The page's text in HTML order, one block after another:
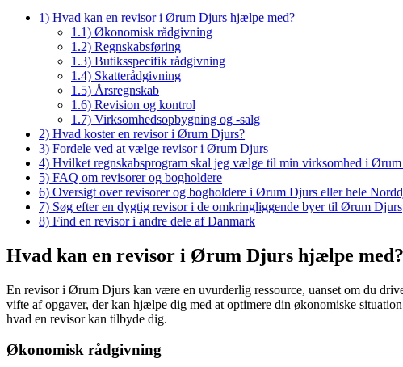
1) Hvad kan en revisor i Ørum Djurs hjælpe med?
1.1) Økonomisk rådgivning
1.2) Regnskabsføring
1.3) Butiksspecifik rådgivning
1.4) Skatterådgivning
1.5) Årsregnskab
1.6) Revision og kontrol
1.7) Virksomhedsopbygning og -salg
2) Hvad koster en revisor i Ørum Djurs?
3) Fordele ved at vælge revisor i Ørum Djurs
4) Hvilket regnskabsprogram skal jeg vælge til min virksomhed i
5) FAQ om revisorer og bogholdere
6) Oversigt over revisorer og bogholdere i Ørum Djurs eller hele
7) Søg efter en dygtig revisor i de omkringliggende byer til Ørum Djurs
8) Find en revisor i andre dele af Danmark
Hvad kan en revisor i Ørum Djurs hjælpe med?
En revisor i Ørum Djurs kan være en uvurderlig ressource, uanset om du
vifte af opgaver, der kan hjælpe dig med at optimere din økonomiske
hvad en revisor kan tilbyde dig.
Økonomisk rådgivning